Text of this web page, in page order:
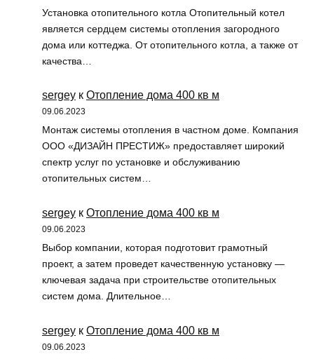
Установка отопительного котла Отопительный котел
является сердцем системы отопления загородного
дома или коттеджа. От отопительного котла, а также от
качества…
sergey к Отопление дома 400 кв м
09.06.2023
Монтаж системы отопления в частном доме. Компания
ООО «ДИЗАЙН ПРЕСТИЖ» предоставляет широкий
спектр услуг по установке и обслуживанию
отопительных систем…
sergey к Отопление дома 400 кв м
09.06.2023
Выбор компании, которая подготовит грамотный
проект, а затем проведет качественную установку —
ключевая задача при строительстве отопительных
систем дома. Длительное…
sergey к Отопление дома 400 кв м
09.06.2023